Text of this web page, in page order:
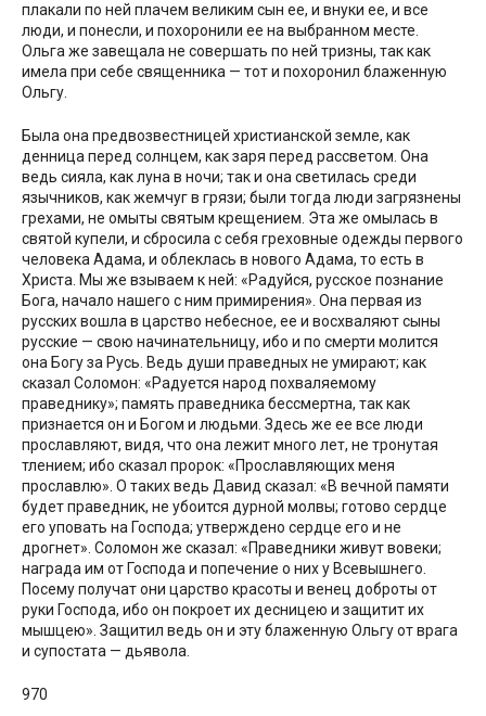
плакали по ней плачем великим сын ее, и внуки ее, и все
люди, и понесли, и похоронили ее на выбранном месте.
Ольга же завещала не совершать по ней тризны, так как
имела при себе священника — тот и похоронил блаженную
Ольгу.
Была она предвозвестницей христианской земле, как
денница перед солнцем, как заря перед рассветом. Она
ведь сияла, как луна в ночи; так и она светилась среди
язычников, как жемчуг в грязи; были тогда люди загрязнены
грехами, не омыты святым крещением. Эта же омылась в
святой купели, и сбросила с себя греховные одежды первого
человека Адама, и облеклась в нового Адама, то есть в
Христа. Мы же взываем к ней: «Радуйся, русское познание
Бога, начало нашего с ним примирения». Она первая из
русских вошла в царство небесное, ее и восхваляют сыны
русские — свою начинательницу, ибо и по смерти молится
она Богу за Русь. Ведь души праведных не умирают; как
сказал Соломон: «Радуется народ похваляемому
праведнику»; память праведника бессмертна, так как
признается он и Богом и людьми. Здесь же ее все люди
прославляют, видя, что она лежит много лет, не тронутая
тлением; ибо сказал пророк: «Прославляющих меня
прославлю». О таких ведь Давид сказал: «В вечной памяти
будет праведник, не убоится дурной молвы; готово сердце
его уповать на Господа; утверждено сердце его и не
дрогнет». Соломон же сказал: «Праведники живут вовеки;
награда им от Господа и попечение о них у Всевышнего.
Посему получат они царство красоты и венец доброты от
руки Господа, ибо он покроет их десницею и защитит их
мышцею». Защитил ведь он и эту блаженную Ольгу от врага
и супостата — дьявола.
970